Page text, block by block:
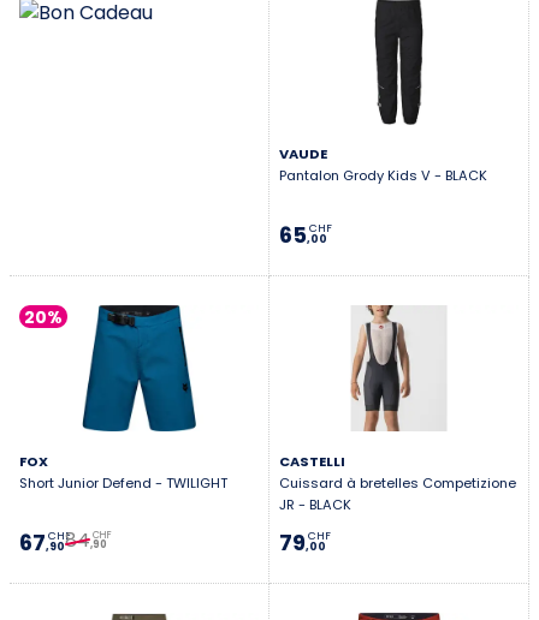
VAUDE
Pantalon Grody Kids V - BLACK
65,00
CHF
20%
FOX
Short Junior Defend - TWILIGHT
67,90
CHF84,90
CHF
CASTELLI
Cuissard à bretelles Competizione
JR - BLACK
79,00
CHF